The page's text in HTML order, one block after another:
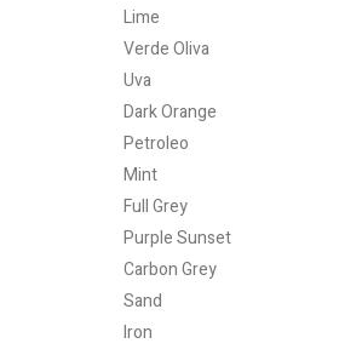
Lime
Verde Oliva
Uva
Dark Orange
Petroleo
Mint
Full Grey
Purple Sunset
Carbon Grey
Sand
Iron